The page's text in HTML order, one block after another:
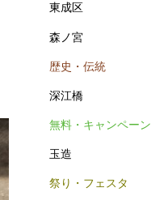
東成区
森ノ宮
歴史・伝統
深江橋
無料・キャンペーン
玉造
祭り・フェスタ